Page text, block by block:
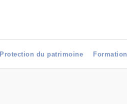
Protection du patrimoine Formation